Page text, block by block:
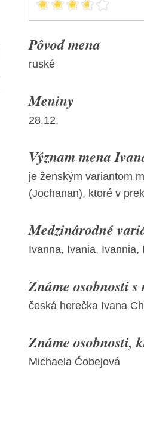
Pôvod mena
ruské
Meniny
28.12.
Význam mena
je ženským variantom
(Jochanan), ktoré v
Medzinárodné
Ivanna, Ivania,
Známe osobnosti
česká herečka Ivana
Známe osobnosti,
Michaela Čobejová